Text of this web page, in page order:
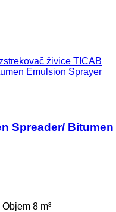
živice TICAB
Emulsion Sprayer
Spreader/ Bitumen
Objem 8 m³